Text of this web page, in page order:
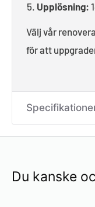
Upplösning:
Välj vår
för att
Du kanske